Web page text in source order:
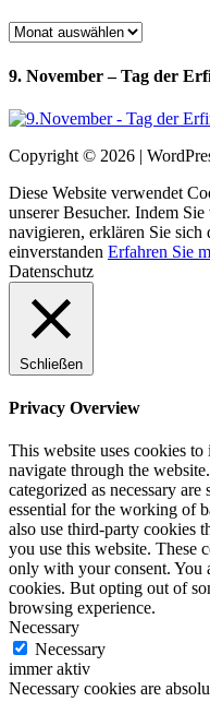
Archiv
9. November – Tag der
Copyright © 2026 |
Diese Website verwendet
unserer Besucher. Indem
navigieren, erklären Sie sich
einverstanden Erfahren Sie
Datenschutz
Schließen
Privacy Overview
This website uses cookies
navigate through the
categorized as necessary
essential for the working of
also use third-party cookies
you use this website. These
only with your consent. You
cookies. But opting out of
browsing experience.
Necessary
Necessary
immer aktiv
Necessary cookies are